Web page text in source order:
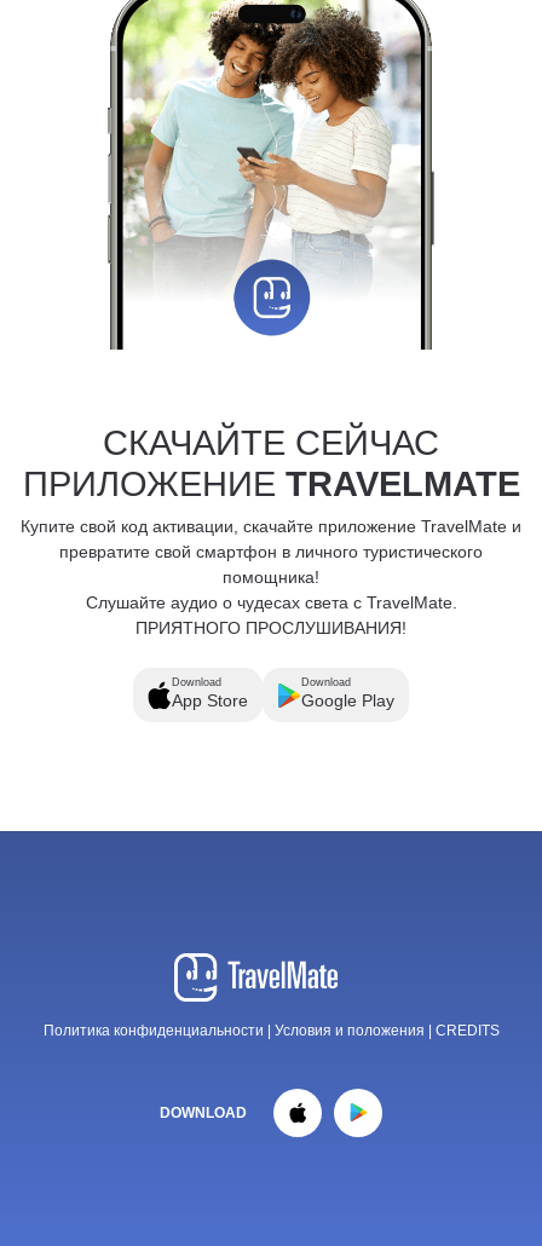
СКАЧАЙТЕ СЕЙЧАС
ПРИЛОЖЕНИЕ TRAVELMATE
Купите свой код активации, скачайте приложение TravelMate и
превратите свой смартфон в личного туристического
помощника!
Слушайте аудио о чудесах света с TravelMate.
ПРИЯТНОГО ПРОСЛУШИВАНИЯ!
Download
App Store
Download
Google Play
Политика конфиденциальности Условия и положения CREDITS
DOWNLOAD